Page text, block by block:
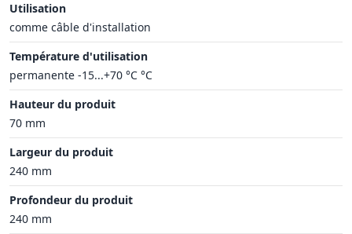
Utilisation
comme câble d'installation
Température d'utilisation
permanente -15...+70 °C °C
Hauteur du produit
70 mm
Largeur du produit
240 mm
Profondeur du produit
240 mm